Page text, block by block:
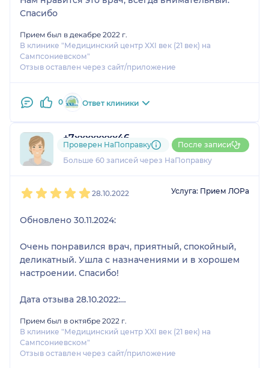
Спасибо
Прием был в декабре 2022 г.
В клинике "Медицинский центр XXI век (21 век) на
Сампсониевском"
Отзыв оставлен через сайт/приложение
0 Ответ клиники
+7xxxxxxxx46
31 отзыви 1 оценка
Больше 60 записей через НаПоправку
Проверен НаПоправку После записи
28.10.2022 Услуга: Прием ЛОРа
Обновлено 30.11.2024:
Очень понравился врач, приятный, спокойный,
деликатный. Ушла с назначениями и в хорошем
настроении. Спасибо!
Дата отзыва 28.10.2022:
Спокойный, приятный врач, очень корректно
обращался с полуторагодовалым ребёнком,
который, ясное дело, не в восторге от осмотра
Прием был в октябре 2022 г.
В клинике "Медицинский центр XXI век (21 век) на
Сампсониевском"
Отзыв оставлен через сайт/приложение